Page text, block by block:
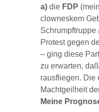
a) die FDP
clowneskem
Protest gegen
– ging diese
zu erwarten,
rausfliegen. Die
Machtgeilheit
Meine